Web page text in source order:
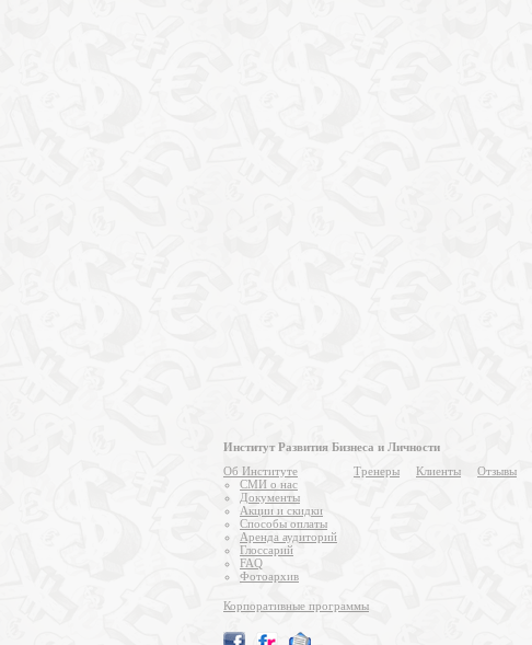
Институт Развития Бизнеса и Личности
Об Институте
СМИ о нас
Документы
Акции и скидки
Способы оплаты
Аренда аудиторий
Глоссарий
FAQ
Фотоархив
Тренеры Клиенты Отзывы
Корпоративные программы